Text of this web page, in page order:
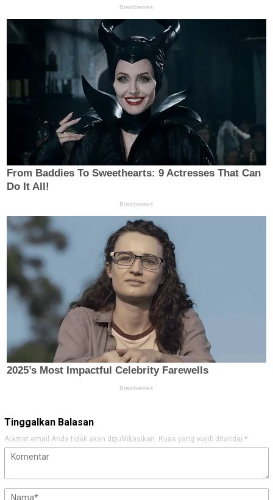
Tinggalkan Balasan
Alamat email Anda tidak akan dipublikasikan. Ruas yang wajib ditandai *